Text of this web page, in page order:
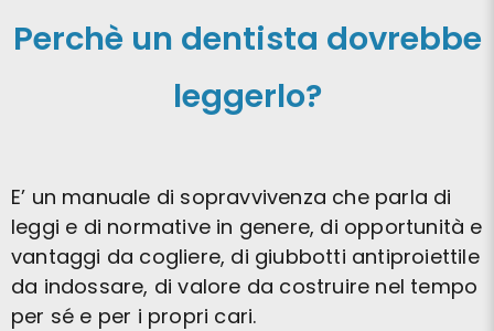
Perchè un dentista dovrebbe
leggerlo?
E’ un manuale di sopravvivenza che parla di
leggi e di normative in genere, di opportunità e
vantaggi da cogliere, di giubbotti antiproiettile
da indossare, di valore da costruire nel tempo
per sé e per i propri cari.